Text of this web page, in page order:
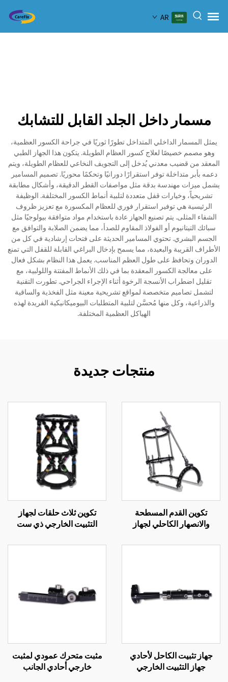
AR
مسمار داخل الجلد القابل للتشابك
يمثل المسمار الداخلي المتداخل تطورًا ثوريًا في جراحة الكسور العظمية،
وهو مصمم خصيصًا لعلاج كسور العظام الطويلة. يتكون هذا الجهاز الطبي
المعقد من قضيب معدني يُدخل إلى التجويف النخاعي للعظام الطويلة، ويتم
دعمه بأبر متداخلة توفر استقرارًا دورانيًا وتحكمًا محوريًا. تصميم المسامير
يشمل ميزات مهندسة بدقة مثل مواصفات القطر الدقيقة، وأشكال مطابقة
تشريحياً، وخيارات قفل متعددة لتلبية أنماط الكسور المختلفة. الوظيفة
الرئيسية هي توفير استقرار فوري للعظام المكسورة مع تعزيز ظروف
الشفاء المثلى. يتم تصنيع الجهاز عادة باستخدام مواد متوافقة بيولوجيًا مثل
سبائك التيتانيوم أو الفولاذ المقاوم للصدأ، مما يضمن الصلابة والتوافق مع
الجسم البشري. تحتوي المسامير الحديثة على فتحات إرشادية في كل من
الأطراف القريبة والبعيدة، مما يسمح بإدخال البراغي القابلة للقفل التي تمنع
الدوران وتحافظ على طول العظم المناسب. يعمل هذا النظام بشكل فعال
على معالجة الكسور المعقدة بما في ذلك الأنماط المفتتة واللولبية، مع
تقليل اضطراب الأنسجة الرخوة أثناء الإجراء الجراحي. تطورت التقنية
لتشمل تصاميم متخصصة لمواقع تشريحية معينة مثل الفخذية والساقية
والذراعية، وكل منها مُحسَّن لتلبية المتطلبات البيوميكانيكية الفريدة لهذه
الهياكل العظمية المختلفة.
منتجات جديدة
تكوين القدم المسطحة
والانصهار الكاحلي لجهاز
تكوين ثلاث حلقات لجهاز
التثبيت الخارجي ذي ست
جهاز تثبيت الكاحل لأحادي
جهاز التثبيت الخارجي
مثبت متحرك عمودي لمثبت
خارجي أحادي الجانب